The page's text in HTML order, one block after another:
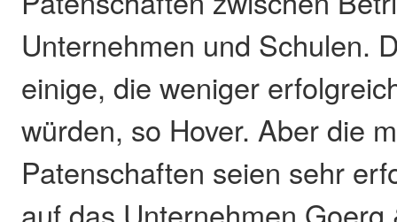
Unternehmen und Schulen.
einige, die weniger
würden, so Hover. Aber die
Patenschaften seien sehr